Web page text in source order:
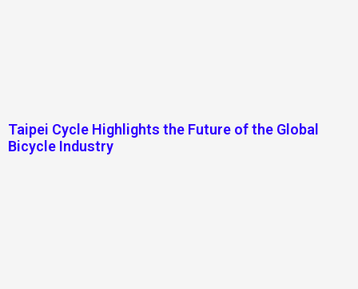
Taipei Cycle Highlights the Future of the Global
Bicycle Industry